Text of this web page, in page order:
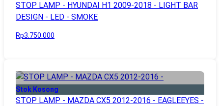
STOP LAMP - HYUNDAI H1 2009-2018 - LIGHT BAR
DESIGN - LED - SMOKE
Rp3.750.000
Stok Kosong
STOP LAMP - MAZDA CX5 2012-2016 - EAGLEEYES -